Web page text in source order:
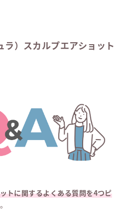
ラ）スカルプエアショット
トに関するよくある質問を4つピ